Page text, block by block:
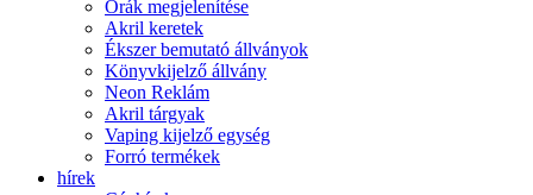
Órák megjelenítése
Akril keretek
Ékszer bemutató állványok
Könyvkijelző állvány
Neon Reklám
Akril tárgyak
Vaping kijelző egység
Forró termékek
hírek